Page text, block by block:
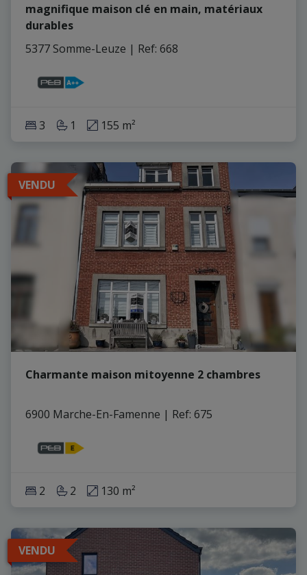
magnifique maison clé en main, matériaux
durables
5377 Somme-Leuze | Ref: 668
3 1 155 m²
VENDU
Charmante maison mitoyenne 2 chambres
6900 Marche-En-Famenne | Ref: 675
2 2 130 m²
VENDU